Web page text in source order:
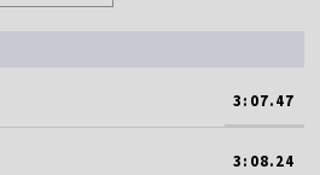
3:07.47
3:08.24